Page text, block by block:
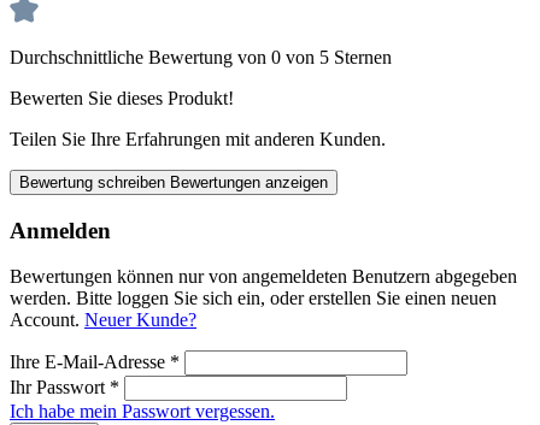
Durchschnittliche Bewertung von 0 von 5 Sternen
Bewerten Sie dieses Produkt!
Teilen Sie Ihre Erfahrungen mit anderen Kunden.
Bewertung schreiben Bewertungen anzeigen
Anmelden
Bewertungen können nur von angemeldeten Benutzern abgegeben
werden. Bitte loggen Sie sich ein, oder erstellen Sie einen neuen
Account. Neuer Kunde?
Ihre E-Mail-Adresse *
Ihr Passwort *
Ich habe mein Passwort vergessen.